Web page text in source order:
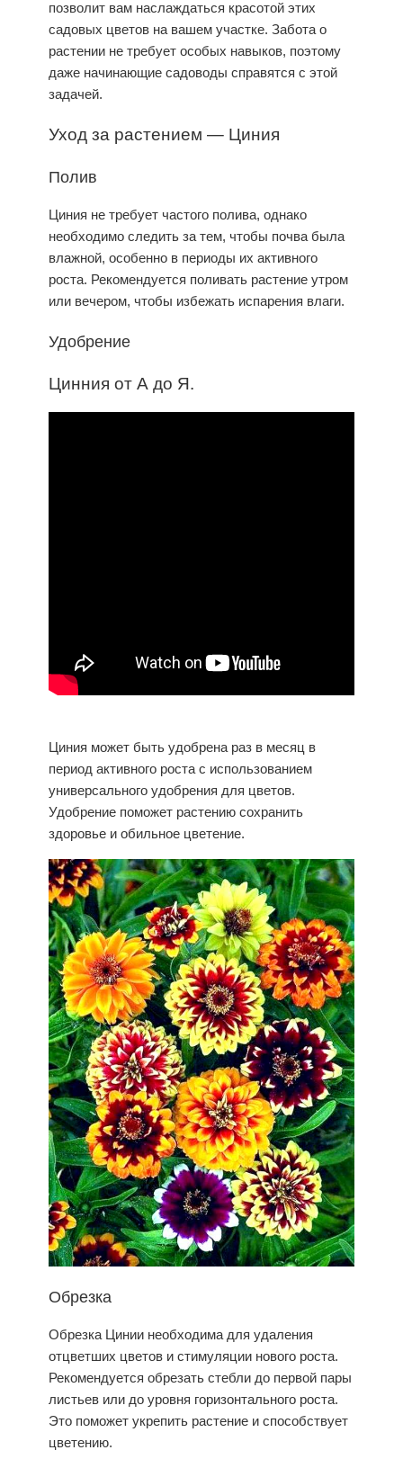
позволит вам наслаждаться красотой этих
садовых цветов на вашем участке. Забота о
растении не требует особых навыков, поэтому
даже начинающие садоводы справятся с этой
задачей.
Уходза растением — Циния
Полив
Циния не требует частого полива, однако
необходимо следить за тем, чтобы почва была
влажной, особенно в периоды их активного
роста. Рекомендуется поливать растение утром
или вечером, чтобы избежать испарения влаги.
Удобрение
Цинния от А до Я.
Циния может быть удобрена раз в месяц в
период активного роста с использованием
универсального удобрения для цветов.
Удобрение поможет растению сохранить
здоровье и обильное цветение.
Обрезка
Обрезка Цинии необходима для удаления
отцветших цветов и стимуляции нового роста.
Рекомендуется обрезать стебли до первой пары
листьев или до уровня горизонтального роста.
Это поможет укрепить растение и способствует
цветению.